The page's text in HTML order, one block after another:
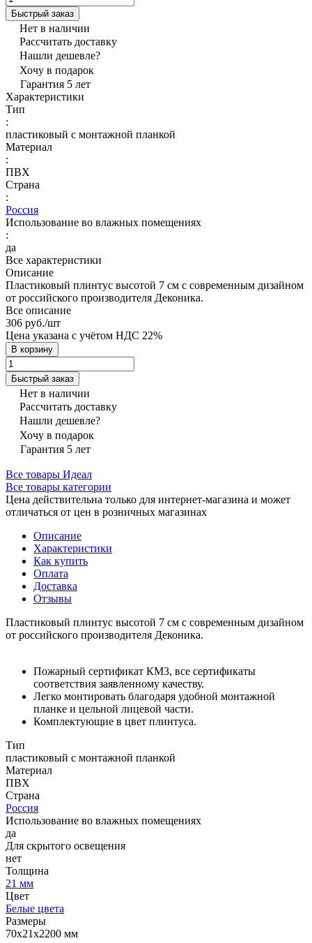
Быстрый заказ
Нет в наличии
Рассчитать доставку
Нашли дешевле?
Хочу в подарок
Гарантия 5 лет
Характеристики
Тип
:
пластиковый с монтажной планкой
Материал
:
ПВХ
Страна
:
Россия
Использование во влажных помещениях
:
да
Все характеристики
Описание
Пластиковый плинтус высотой 7 см с современным дизайном
от российского производителя Деконика.
Все описание
306 руб./шт
Цена указана с учётом НДС 22%
В корзину
Быстрый заказ
Нет в наличии
Рассчитать доставку
Нашли дешевле?
Хочу в подарок
Гарантия 5 лет
Все товары Идеал
Все товары категории
Цена действительна только для интернет-магазина и может
отличаться от цен в розничных магазинах
Описание
Характеристики
Как купить
Оплата
Доставка
Отзывы
Пластиковый плинтус высотой 7 см с современным дизайном
от российского производителя Деконика.
Пожарный сертификат КМ3, все сертификаты
соответствия заявленному качеству.
Легко монтировать благодаря удобной монтажной
планке и цельной лицевой части.
Комплектующие в цвет плинтуса.
Тип
пластиковый с монтажной планкой
Материал
ПВХ
Страна
Россия
Использование во влажных помещениях
да
Для скрытого освещения
нет
Толщина
21 мм
Цвет
Белые цвета
Размеры
70х21х2200 мм